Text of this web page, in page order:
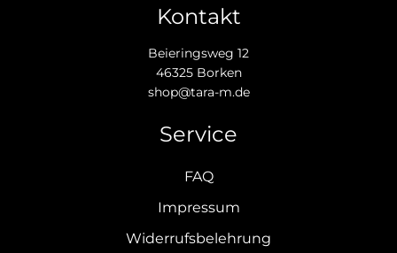
Kontakt
Beieringsweg 12
46325 Borken
shop@tara-m.de
Service
FAQ
Impressum
Widerrufsbelehrung